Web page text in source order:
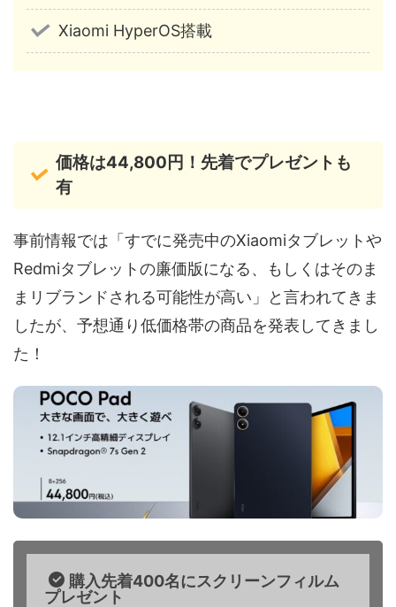
Xiaomi HyperOS搭載
価格は44,800円！先着でプレゼントも
有
事前情報では「すでに発売中のXiaomiタブレットや
Redmiタブレットの廉価版になる、もしくはそのま
まリブランドされる可能性が高い」と言われてきま
したが、予想通り低価格帯の商品を発表してきまし
た！
購入先着400名にスクリーンフィルム
プレゼント